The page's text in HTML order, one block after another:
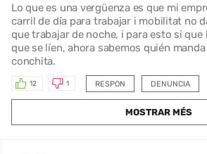
Lo que es una vergüenza es que mi
carril de día para trabajar i mobilitat no
que trabajar de noche, i para esto si que
que se líen, ahora sabemos quién
conchita.
RESPON
12 1 DENUNCIA
MOSTRAR MÉS